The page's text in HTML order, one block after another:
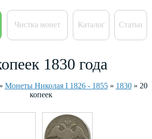
Чистка монет Каталог Статьи
1830 года
Монеты Николая I 1826 - 1855» 1830» 20
копеек